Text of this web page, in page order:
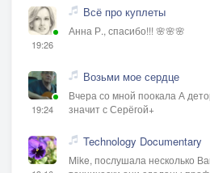
19:26
Всё про куплеты
Анна Р., спасибо!!! 🌸🌸🌸
19:24
Возьми мое сердце
Вчера со мной поокала А
значит с Серёгой+
Technology Documentary
Mike, послушала несколько